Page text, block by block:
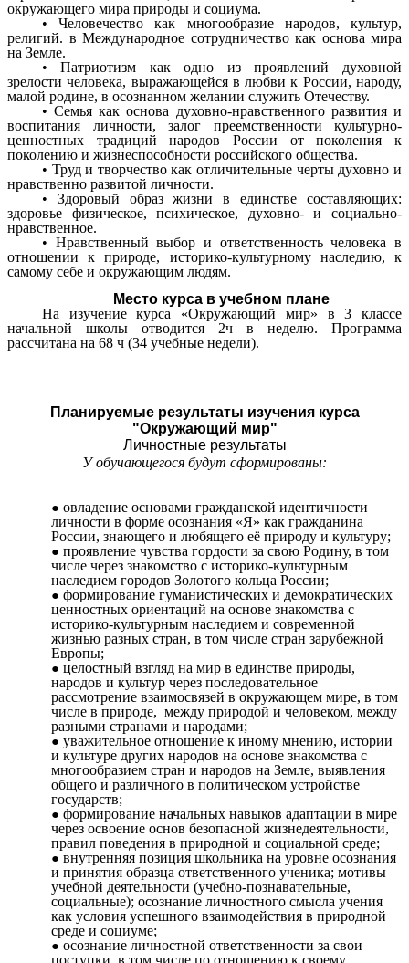
окружающего мира природы и социума.
• Человечество как многообразие народов, культур,
религий. в Международное сотрудничество как основа мира
на Земле.
• Патриотизм как одно из проявлений духовной
зрелости человека, выражающейся в любви к России, народу,
малой родине, в осознанном желании служить Отечеству.
• Семья как основа духовно-нравственного развития и
воспитания личности, залог преемственности культурно-
ценностных традиций народов России от поколения к
поколению и жизнеспособности российского общества.
• Труд и творчество как отличительные черты духовно и
нравственно развитой личности.
• Здоровый образ жизни в единстве составляющих:
здоровье физическое, психическое, духовно- и социально-
нравственное.
• Нравственный выбор и ответственность человека в
отношении к природе, историко-культурному наследию, к
самому себе и окружающим людям.
Место курса в учебном плане
На изучение курса «Окружающий мир» в 3 классе
начальной школы отводится 2ч в неделю. Программа
рассчитана на 68 ч (34 учебные недели).
Планируемые результаты изучения курса
"Окружающий мир"
Личностные результаты
У обучающегося будут сформированы:
овладение основами гражданской идентичности
личности в форме осознания «Я» как гражданина
России, знающего и любящего её природу и культуру;
проявление чувства гордости за свою Родину, в том
числе через знакомство с историко-культурным
наследием городов Золотого кольца России;
формирование гуманистических и демократических
ценностных ориентаций на основе знакомства с
историко-культурным наследием и современной
жизнью разных стран, в том числе стран зарубежной
Европы;
целостный взгляд на мир в единстве природы,
народов и культур через последовательное
рассмотрение взаимосвязей в окружающем мире, в том
числе в природе, между природой и человеком, между
разными странами и народами;
уважительное отношение к иному мнению, истории
и культуре других народов на основе знакомства с
многообразием стран и народов на Земле, выявления
общего и различного в политическом устройстве
государств;
формирование начальных навыков адаптации в мире
через освоение основ безопасной жизнедеятельности,
правил поведения в природной и социальной среде;
внутренняя позиция школьника на уровне осознания
и принятия образца ответственного ученика; мотивы
учебной деятельности (учебно-познавательные,
социальные); осознание личностного смысла учения
как условия успешного взаимодействия в природной
среде и социуме;
осознание личностной ответственности за свои
поступки, в том числе по отношению к своему